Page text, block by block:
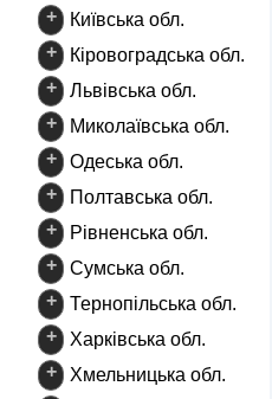
+
Київська обл.
+
Кіровоградська обл.
+
Львівська обл.
+
Миколаївська обл.
+
Одеська обл.
+
Полтавська обл.
+
Рівненська обл.
+
Сумська обл.
+
Тернопільська обл.
+
Харківська обл.
+
Хмельницька обл.